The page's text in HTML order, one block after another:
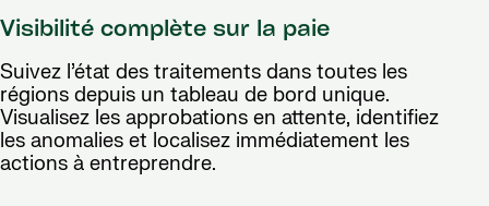
Visibilité complète sur la paie
Suivez l’état des traitements dans toutes les
régions depuis un tableau de bord unique.
Visualisez les approbations en attente, identifiez
les anomalies et localisez immédiatement les
actions à entreprendre.